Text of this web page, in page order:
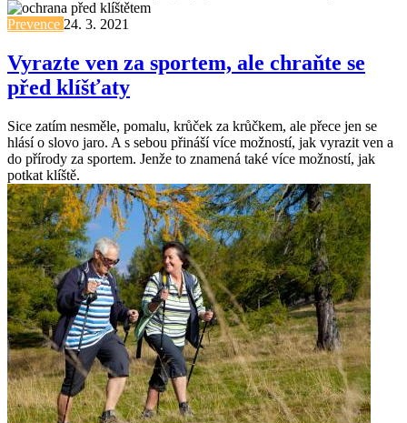
Prevence 24. 3. 2021
Vyrazte ven za sportem, ale chraňte se
před klíšťaty
Sice zatím nesměle, pomalu, krůček za krůčkem, ale přece jen se
hlásí o slovo jaro. A s sebou přináší více možností, jak vyrazit ven a
do přírody za sportem. Jenže to znamená také více možností, jak
potkat klíště.